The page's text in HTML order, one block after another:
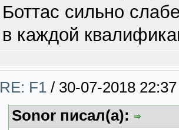
Боттас сильно
в каждой
RE: F1 / 30-07-2018 22:37
Sonor писал(а):